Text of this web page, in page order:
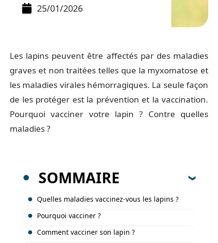
25/01/2026
Les lapins peuvent être affectés par des maladies
graves et non traitées telles que la myxomatose et
les maladies virales hémorragiques. La seule façon
de les protéger est la prévention et la vaccination.
Pourquoi vacciner votre lapin ? Contre quelles
maladies ?
SOMMAIRE
Quelles maladies vaccinez-vous les lapins ?
Pourquoi vacciner ?
Comment vacciner son lapin ?